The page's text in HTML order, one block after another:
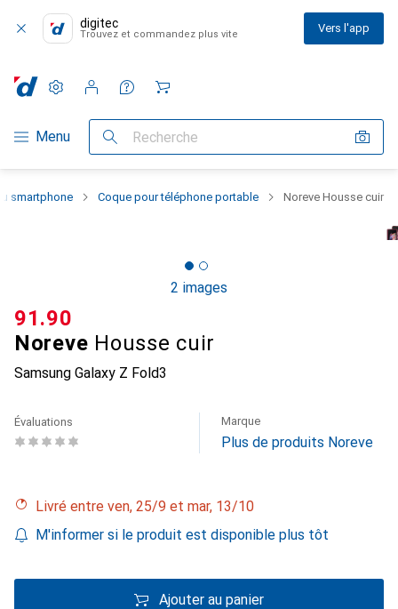
digitec
Trouvez et commandez plus vite Vers l'app
Navigation par catégorie
Menu Recherche
Paramètres
Compte client
Listes de comparaison
Listes d'envies
Panier
smartphone Coque pour téléphone portable Noreve Housse cuir
2 images
Noreve Housse cuir
Samsung Galaxy Z Fold3
CHF
91.90
Évaluations Marque
Plus de produits Noreve
Livré entre ven, 25/9 et mar, 13/10
M'informer si le produit est disponible plus tôt
Ajouter au panier